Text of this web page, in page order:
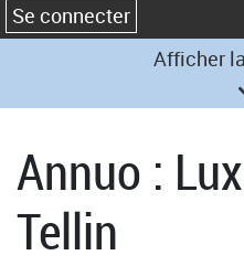
Afficher
Annuo :
Tellin